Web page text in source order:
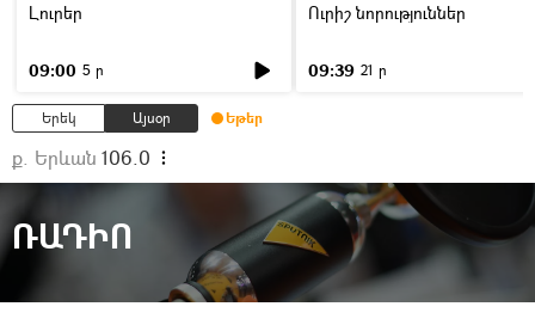
Լուրեր
09:00 5 ր
Ուրիշ նորություններ
09:39 21 ր
Երեկ Այսօր Եթեր
ք. Երևան 106.0
ՌԱԴԻՈ